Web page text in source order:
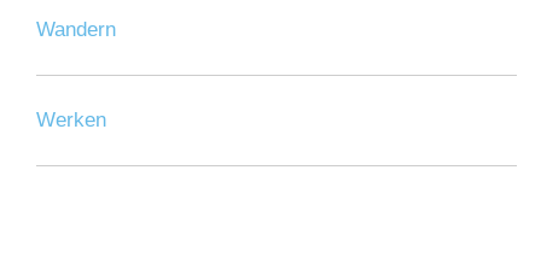
Wandern
Werken